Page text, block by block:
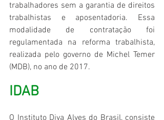
trabalhadores sem a garantia de direitos
trabalhistas e aposentadoria. Essa
modalidade de contratação foi
regulamentada na reforma trabalhista,
realizada pelo governo de Michel Temer
(MDB), no ano de 2017.
IDAB